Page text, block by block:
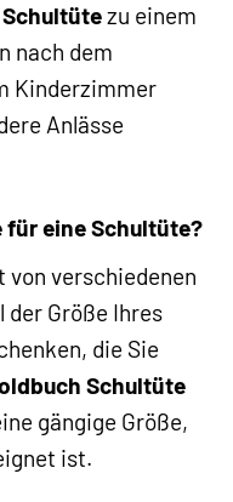
zu einem
nach dem
Kinderzimmer
Anlässe
für eine Schultüte?
von verschiedenen
der Größe Ihres
die Sie
Schultüte
gängige Größe,
ist.